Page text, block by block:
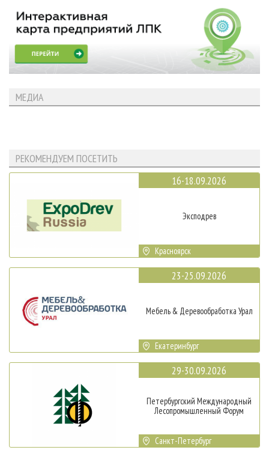
МЕДИА
РЕКОМЕНДУЕМ ПОСЕТИТЬ
16-18.09.2026
Эксподрев
Красноярск
23-25.09.2026
Мебель & Деревообработка Урал
Екатеринбург
29-30.09.2026
Петербургский Международный
Лесопромышленный Форум
Санкт-Петербург